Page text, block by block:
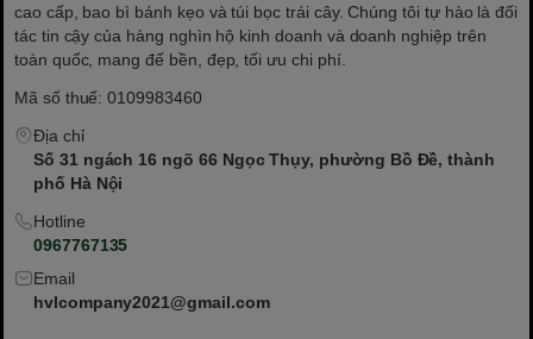
cao cấp, bao bì bánh kẹo và túi bọc trái cây. Chúng tôi tự hào là đối
tác tin cậy của hàng nghìn hộ kinh doanh và doanh nghiệp trên
toàn quốc, mang đế bền, đẹp, tối ưu chi phí.
Mã số thuế: 0109983460
Địa chỉ
Số 31 ngách 16 ngõ 66 Ngọc Thụy, phường Bồ Đề, thành
phố Hà Nội
Hotline
0967767135
Email
hvlcompany2021@gmail.com